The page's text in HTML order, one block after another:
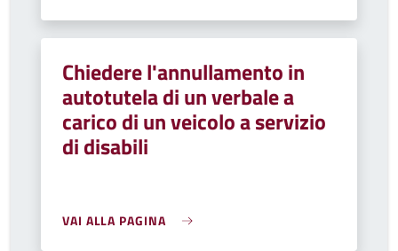
Chiedere l'annullamento in
autotutela di un verbale a
carico di un veicolo a servizio
di disabili
VAI ALLA PAGINA